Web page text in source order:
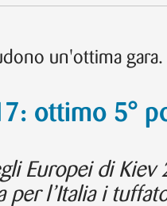
un'ottima gara.
ottimo 5°
Europei di
per l’Italia i